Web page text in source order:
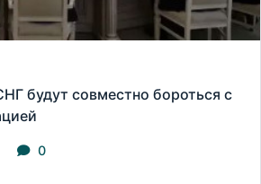
будут совместно бороться с
0